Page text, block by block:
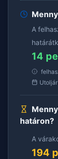
A
14
határon?
A
194